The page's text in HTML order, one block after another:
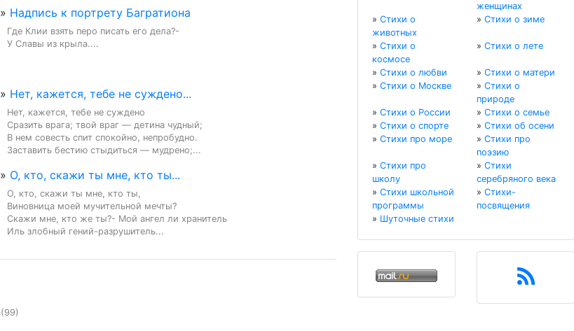
» Надпись к портрету Багратиона
Где Клии взять перо писать его дела?-
У Славы из крыла....
» Нет, кажется, тебе не суждено...
Нет, кажется, тебе не суждено
Сразить врага; твой враг — детина чудный;
В нем совесть спит спокойно, непробудно.
Заставить бестию стыдиться — мудрено;...
» О, кто, скажи ты мне, кто ты...
О, кто, скажи ты мне, кто ты,
Виновница моей мучительной мечты?
Скажи мне, кто же ты?- Мой ангел ли хранитель
Иль злобный гений-разрушитель...
(99)
женщинах
» Стихи о
животных
» Стихи о зиме
» Стихи о
космосе
» Стихи о лете
» Стихи о любви » Стихи о матери
» Стихи о Москве » Стихи о
природе
» Стихи о России » Стихи о семье
» Стихи о спорте » Стихи об осени
» Стихи про море » Стихи про
поэзию
» Стихи про
школу
» Стихи
серебряного века
» Стихи школьной
программы
» Стихи-
посвящения
» Шуточные стихи